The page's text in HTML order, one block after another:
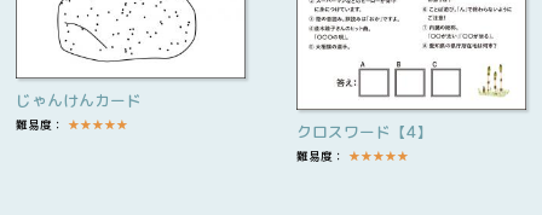
じゃんけんカード
難易度： ★★★★★ クロスワード【4】
難易度： ★★★★★